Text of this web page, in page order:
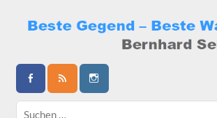
content
Bernhard Seidenath